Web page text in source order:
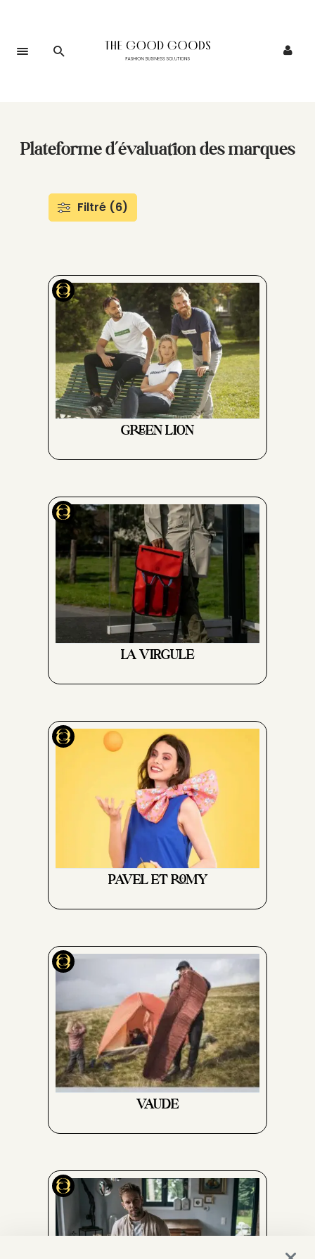
Plateforme d’évaluation des marques
Filtré (6)
GREEN LION
LA VIRGULE
PAVEL ET ROMY
VAUDE